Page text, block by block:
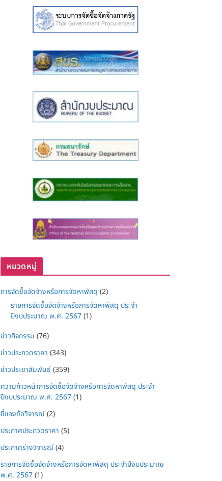
หมวดหมู่
การจัดซื้อจัดจ้างหรือการจัดหาพัสดุ (2)
รายการจัดซื้อจัดจ้างหรือการจัดหาพัสดุ ประจำ
ปีงบประมาณ พ.ศ. 2567(1)
ข่าวกิจกรรม (76)
ข่าวประกวดราคา (343)
ข่าวประชาสัมพันธ์(359)
ความก้าวหน้าการจัดซื้อจัดจ้างหรือการจัดหาพัสดุ ประจำ
ปีงบประมาณ พ.ศ. 2567(1)
ชี้แจงข้อวิจารณ์(2)
ประกาศประกวดราคา (5)
ประกาศร่างวิจารณ์(4)
รายการจัดซื้อจัดจ้างหรือการจัดหาพัสดุ ประจำปีงบประมาณ
พ.ศ. 2567(1)